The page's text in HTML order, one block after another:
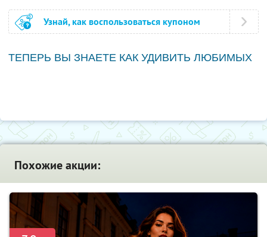
Узнай, как воспользоваться купоном
ТЕПЕРЬ ВЫ ЗНАЕТЕ КАК УДИВИТЬ ЛЮБИМЫХ
Похожие акции: